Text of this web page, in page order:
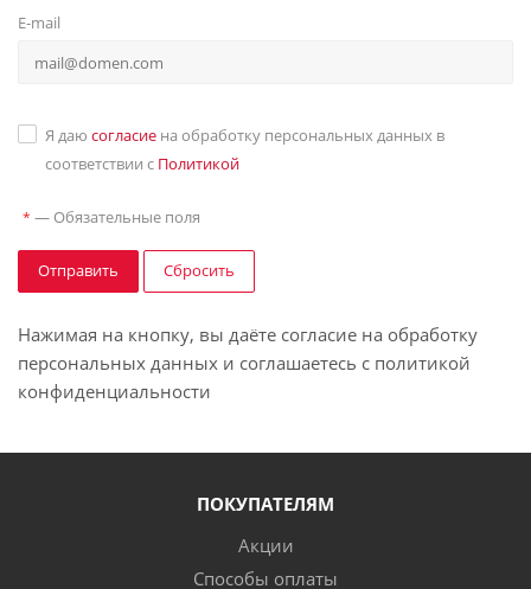
E-mail
Я даю согласие на обработку персональных данных в
соответствии с Политикой
* — Обязательные поля
Отправить Сбросить
Нажимая на кнопку, вы даёте согласие на обработку
персональных данных и соглашаетесь с политикой
конфиденциальности
ПОКУПАТЕЛЯМ
Акции
Способы оплаты